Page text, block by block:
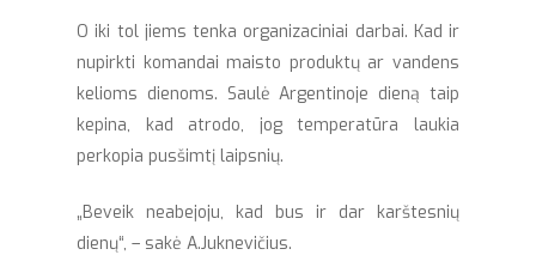
O iki tol jiems tenka organizaciniai darbai. Kad ir
nupirkti komandai maisto produktų ar vandens
kelioms dienoms. Saulė Argentinoje dieną taip
kepina, kad atrodo, jog temperatūra laukia
perkopia pusšimtį laipsnių.
„Beveik neabejoju, kad bus ir dar karštesnių
dienų“, – sakė A.Juknevičius.